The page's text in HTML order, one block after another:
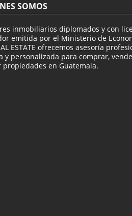
SOMOS
inmobiliarios diplomados y con
emitida por el Ministerio de
ESTATE ofrecemos asesoría
y personalizada para comprar,
propiedades en Guatemala.